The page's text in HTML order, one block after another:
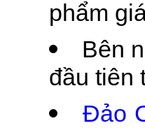
phẩm
Bên
đầu tiên
Đảo